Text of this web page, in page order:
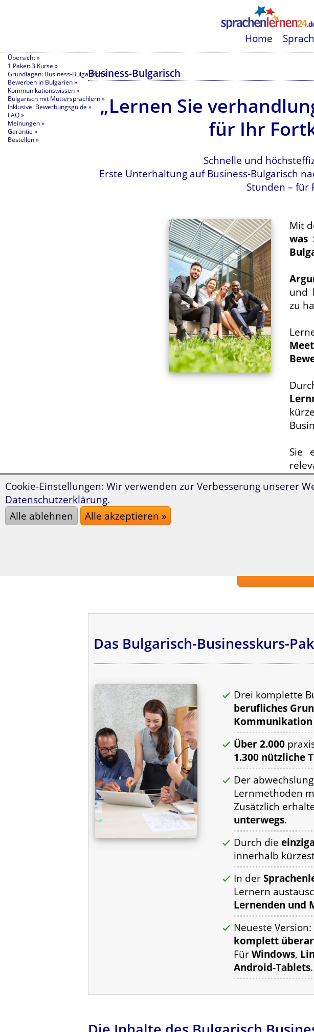
Home
Business-Bulgarisch
„Lernen Sie
für Ihr
Schnelle und
Erste Unterhaltung auf Business-Bulgarisch
Stunden – für
Mit
was
und
zu
Sie
Das Bulgarisch-Businesskurs-
Drei komplette
berufliches
Kommunikation
Über 2.000
1.300 nützliche
Der
Lernmethoden
Zusätzlich
unterwegs.
Durch die
innerhalb
In der
Lernern
Lernenden und
Neueste
komplett
Für Windows,
Android-Tablets.
Übersicht »
1 Paket: 3 Kurse »
Grundlagen: Business-Bulgarisch »
Bewerben in Bulgarien »
Kommunikationswissen »
Bulgarisch mit Muttersprachlern »
Inklusive: Bewerbungsguide »
FAQ »
Meinungen »
Garantie »
Bestellen »
Cookie-Einstellungen: Wir verwenden zur Verbesserung unserer
Datenschutzerklärung.
Alle ablehnen
Alle akzeptieren »